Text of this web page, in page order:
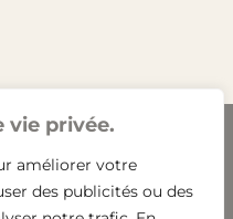
vie privée.
améliorer votre
des publicités ou des